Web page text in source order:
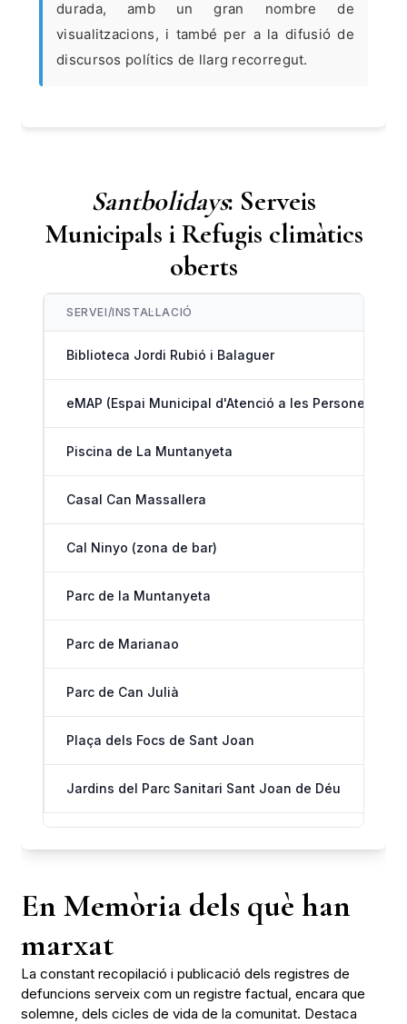
durada, amb un gran nombre de
visualitzacions, i també per a la difusió de
discursos polítics de llarg recorregut.
Santbolidays: Serveis
Municipals i Refugis climàtics
oberts
SERVEI/INSTAL·LACIÓ
Biblioteca Jordi Rubió i Balaguer
eMAP (Espai Municipal d'Atenció a les Persones)
Piscina de La Muntanyeta
Casal Can Massallera
Cal Ninyo (zona de bar)
Parc de la Muntanyeta
Parc de Marianao
Parc de Can Julià
Plaça dels Focs de Sant Joan
Jardins del Parc Sanitari Sant Joan de Déu
En Memòria dels què han
marxat
La constant recopilació i publicació dels registres de
defuncions serveix com un registre factual, encara que
solemne, dels cicles de vida de la comunitat. Destaca